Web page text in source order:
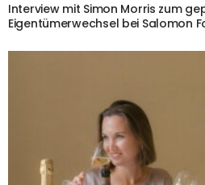
Interview mit Simon Morris zum
Eigentümerwechsel bei Salomon